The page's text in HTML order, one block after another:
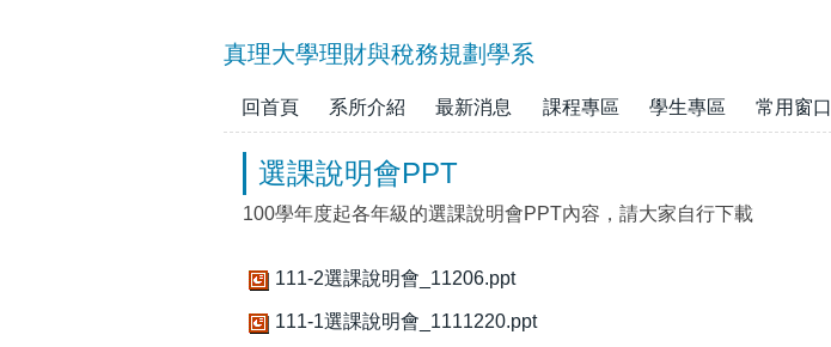
真理大學理財與稅務規劃學系
回首頁 系所介紹 最新消息 課程專區 學生專區 常用窗口
選課說明會PPT
100學年度起各年級的選課說明會PPT內容，請大家自行下載
111-2選課說明會_11206.ppt
111-1選課說明會_1111220.ppt